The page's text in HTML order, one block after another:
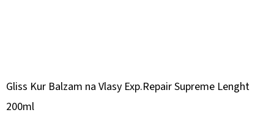
Gliss Kur Balzam na Vlasy Exp.Repair Supreme Lenght
200ml